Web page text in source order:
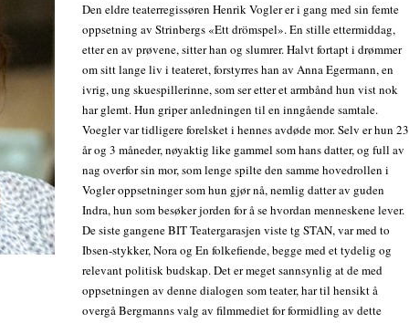
Den eldre teaterregissøren Henrik Vogler er i gang med sin femte
oppsetning av Strinbergs «Ett drömspel». En stille ettermiddag,
etter en av prøvene, sitter han og slumrer. Halvt fortapt i drømmer
om sitt lange liv i teateret, forstyrres han av Anna Egermann, en
ivrig, ung skuespillerinne, som ser etter et armbånd hun vist nok
har glemt. Hun griper anledningen til en inngående samtale.
Voegler var tidligere forelsket i hennes avdøde mor. Selv er hun 23
år og 3 måneder, nøyaktig like gammel som hans datter, og full av
nag overfor sin mor, som lenge spilte den samme hovedrollen i
Vogler oppsetninger som hun gjør nå, nemlig datter av guden
Indra, hun som besøker jorden for å se hvordan menneskene lever.
De siste gangene BIT Teatergarasjen viste tg STAN, var med to
Ibsen-stykker, Nora og En folkefiende, begge med et tydelig og
relevant politisk budskap. Det er meget sannsynlig at de med
oppsetningen av denne dialogen som teater, har til hensikt å
overgå Bergmanns valg av filmmediet for formidling av dette